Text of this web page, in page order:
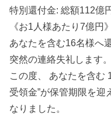
特別還付金: 総額112億
《お1人様あたり7億円》
あなたを含む16名様へ
突然の連絡失礼します。
この度、 あなたを含む
受領金”が保管期限を迎
なりました。